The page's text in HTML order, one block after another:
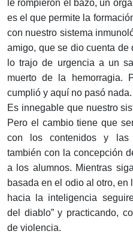
le rompieron el bazo, un
es el que permite la
con nuestro sistema
amigo, que se dio cuenta
lo trajo de urgencia a un
muerto de la hemorragia.
cumplió y aquí no pasó nada.
Es innegable que nuestro
Pero el cambio tiene que
con los contenidos y las
también con la concepción
a los alumnos. Mientras
basada en el odio al otro,
hacia la inteligencia
del diablo” y practicando,
de violencia.